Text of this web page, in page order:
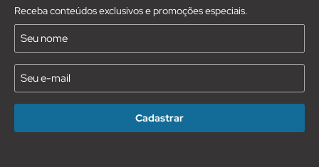
Receba conteúdos exclusivos e promoções especiais.
Nome
E-
mail
(Requirido)